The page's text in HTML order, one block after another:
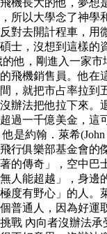
機長大的他，夢想
所以大學念了神學
對去開計程車，用
士，沒想到這樣的
他，剛進入一家
飛機銷售員。他在
，就把市占率拉到
辦法把他拉下來。
過一千億美金，這
是約翰．萊希
行俱樂部基金會的
的傳奇」，空中巴
人能超越」，身邊
度有野心」的人。
普通人，因為好運
戰 內向者沒辦法